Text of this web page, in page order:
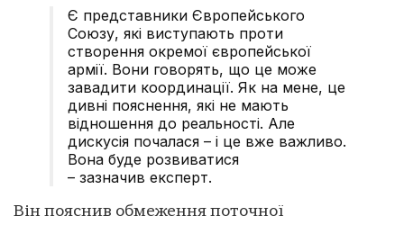
Є представники Європейського
Союзу, які виступають проти
створення окремої європейської
армії. Вони говорять, що це може
завадити координації. Як на мене, це
дивні пояснення, які не мають
відношення до реальності. Але
дискусія почалася – і це вже важливо.
Вона буде розвиватися
– зазначив експерт.
Він пояснив обмеження поточної